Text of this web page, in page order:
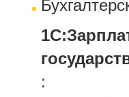
: